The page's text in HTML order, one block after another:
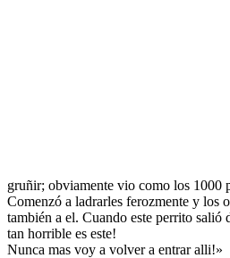
gruñir; obviamente vio como los 1000
Comenzó a ladrarles ferozmente y los
también a el. Cuando este perrito salió
tan horrible es este!
Nunca mas voy a volver a entrar alli!»